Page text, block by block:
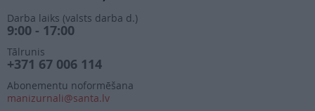
Darba laiks (valsts darba d.)
9:00 - 17:00
Tālrunis
+371 67 006 114
Abonementu noformēšana
manizurnali@santa.lv